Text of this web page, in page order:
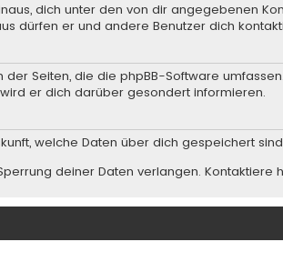
dich unter den von dir angegebenen
dürfen er und andere Benutzer dich
der Seiten, die die phpBB-Software
er dich darüber gesondert informieren.
welche Daten über dich gespeichert
deiner Daten verlangen. Kontaktiere